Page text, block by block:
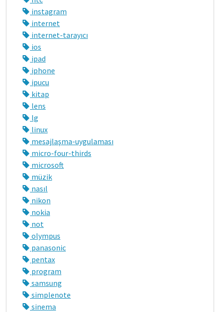
instagram
internet
internet-tarayıcı
ios
ipad
iphone
ipucu
kitap
lens
lg
linux
mesajlaşma-uygulaması
micro-four-thirds
microsoft
müzik
nasıl
nikon
nokia
not
olympus
panasonic
pentax
program
samsung
simplenote
sinema